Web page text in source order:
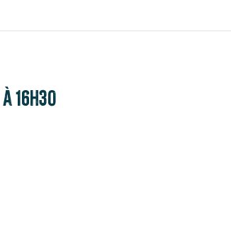
à16h30